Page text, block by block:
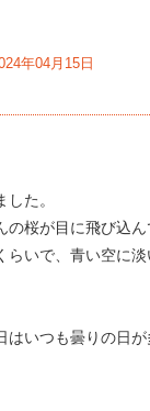
年04月15日
た。
の桜が目に飛び込
らいで、青い空に
いつも曇りの日